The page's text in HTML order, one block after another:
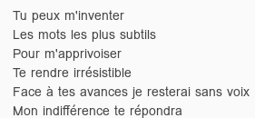
Tu peux m'inventer
Les mots les plus subtils
Pour m'apprivoiser
Te rendre irrésistible
Face à tes avances je resterai sans voix
Mon indifférence te répondra